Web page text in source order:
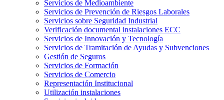
Servicios de Medioambiente
Servicios de Prevención de Riesgos Laborales
Servicios sobre Seguridad Industrial
Verificación documental instalaciones ECC
Servicios de Innovación y Tecnología
Servicios de Tramitación de Ayudas y Subvenciones
Gestión de Seguros
Servicios de Formación
Servicios de Comercio
Representación Institucional
Utilización instalaciones